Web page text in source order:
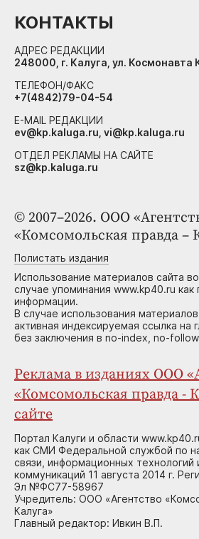
© 2007–2026. ООО
«Комсомольская правда –
Полистать издания
Использование материалов сайта
случае упоминания www.kp40.ru как
информации.
В случае использования
активная индексируемая ссылка на
без заключения в no-index, no-
Реклама в изданиях ООО
«Комсомольская правда -
сайте
Портал Калуги и области
как СМИ Федеральной службой по
связи, информационных технологий
коммуникаций 11 августа 2014 г.
Эл №ФС77-58967
Учредитель: ООО «Агентство
Калуга»
Главный редактор: Ивкин В.П.
КОНТАКТЫ
АДРЕС РЕДАКЦИИ
248000, г. Калуга, ул. Космонавта
ТЕЛЕФОН/ФАКС
+7(4842)79-04-54
E-MAIL РЕДАКЦИИ
ev@kp.kaluga.ru, vi@kp.kaluga.ru
ОТДЕЛ РЕКЛАМЫ НА САЙТЕ
sz@kp.kaluga.ru